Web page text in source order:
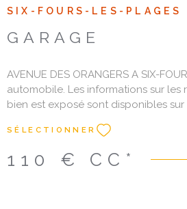
SIX-FOURS-LES-PLAGES
GARAGE
AVENUE DES ORANGERS A SIX-
automobile. Les informations sur les
bien est exposé sont disponibles sur
auxquels ce bien est exposé sont
SÉLECTIONNER
110 € CC*